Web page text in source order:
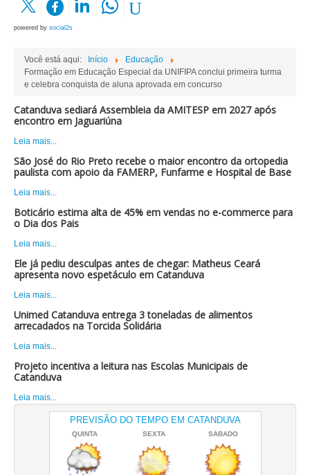
powered by social2s
Você está aqui: Início
Educação
Formação em Educação Especial da UNIFIPA conclui primeira turma
e celebra conquista de aluna aprovada em concurso
Catanduva sediará Assembleia da AMITESP em 2027 após
encontro em Jaguariúna
Leia mais...
São José do Rio Preto recebe o maior encontro da ortopedia
paulista com apoio da FAMERP, Funfarme e Hospital de Base
Leia mais...
Boticário estima alta de 45% em vendas no e-commerce para
o Dia dos Pais
Leia mais...
Ele já pediu desculpas antes de chegar: Matheus Ceará
apresenta novo espetáculo em Catanduva
Leia mais...
Unimed Catanduva entrega 3 toneladas de alimentos
arrecadados na Torcida Solidária
Leia mais...
Projeto incentiva a leitura nas Escolas Municipais de
Catanduva
Leia mais...